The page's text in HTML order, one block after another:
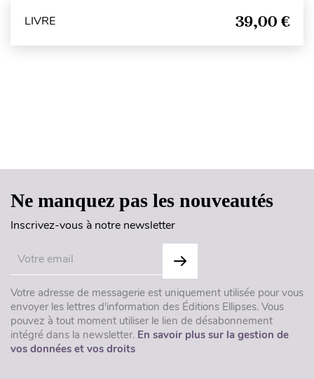
LIVRE 39,00 €
Ne manquez pas les nouveautés
Inscrivez-vous à notre newsletter
Votre adresse de messagerie est uniquement utilisée pour vous
envoyer les lettres d'information des Éditions Ellipses. Vous
pouvez à tout moment utiliser le lien de désabonnement
intégré dans la newsletter. En savoir plus sur la gestion de
vos données et vos droits